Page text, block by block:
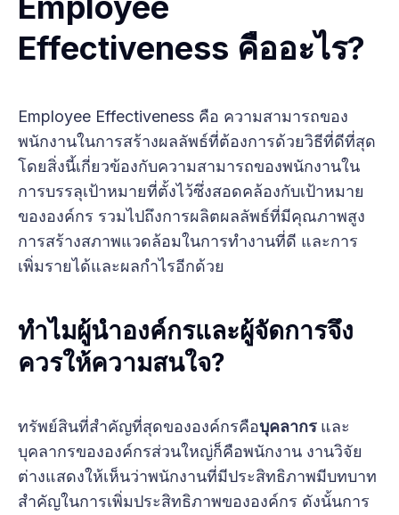
Effectiveness คืออะไร?
Employee Effectiveness คือ ความสามารถของ
พนักงานในการสร้างผลลัพธ์ที่ต้องการด้วยวิธีที่ดีที่สุด
โดยสิ่งนี้เกี่ยวข้องกับความสามารถของพนักงานใน
การบรรลุเป้าหมายที่ตั้งไว้ซึ่งสอดคล้องกับเป้าหมาย
ขององค์กร รวมไปถึงการผลิตผลลัพธ์ที่มีคุณภาพสูง
การสร้างสภาพแวดล้อมในการทำงานที่ดี และการ
เพิ่มรายได้และผลกำไรอีกด้วย
ทำไมผู้นำองค์กรและผู้จัดการจึง
ควรให้ความสนใจ?
ทรัพย์สินที่สำคัญที่สุดขององค์กรคือบุคลากร และ
บุคลากรขององค์กรส่วนใหญ่ก็คือพนักงาน งานวิจัย
ต่างแสดงให้เห็นว่าพนักงานที่มีประสิทธิภาพมีบทบาท
สำคัญในการเพิ่มประสิทธิภาพขององค์กร ดังนั้นการ